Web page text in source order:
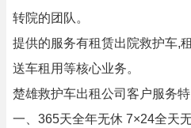
转院的团队。
提供的服务有租赁出院救护车,
送车租用等核心业务。
楚雄救护车出租公司客户服务特
一、365天全年无休 7×24全天